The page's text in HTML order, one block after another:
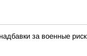
за военные